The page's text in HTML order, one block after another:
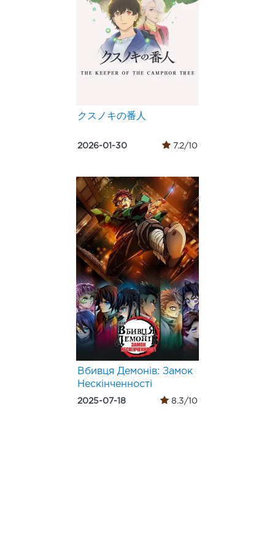
クスノキの番人
2026-01-30 7.2/10
Вбивця Демонів: Замок
Нескінченності
2025-07-18 8.3/10